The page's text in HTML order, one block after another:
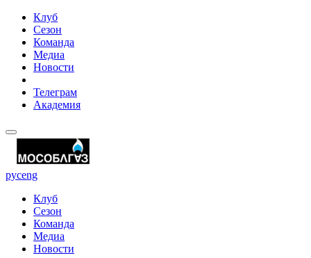
Клуб
Сезон
Команда
Медиа
Новости
Телеграм
Академия
русeng
Клуб
Сезон
Команда
Медиа
Новости